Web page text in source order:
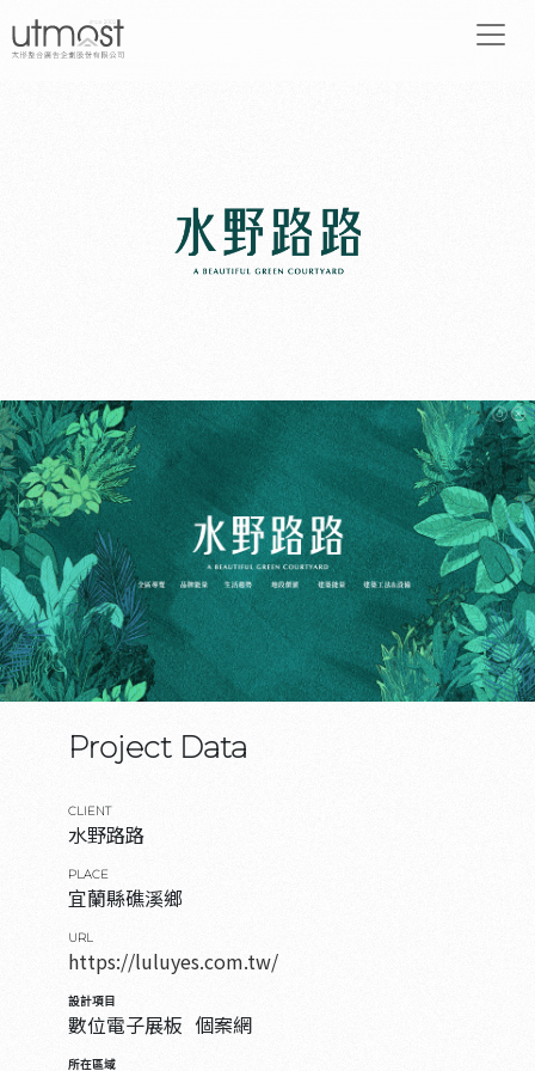
Project Data
CLIENT
水野路路
PLACE
宜蘭縣礁溪鄉
URL
https://luluyes.com.tw/
設計項目
數位電子展板 個案網
所在區域